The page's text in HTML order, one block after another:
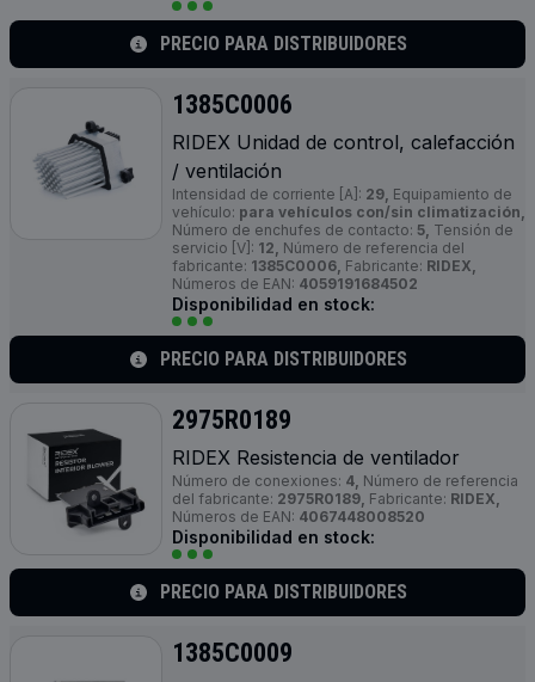
PRECIO PARA DISTRIBUIDORES
1385C0006
RIDEX Unidad de control, calefacción
/ ventilación
Intensidad de corriente [A]: 29, Equipamiento de
vehículo: para vehículos con/sin climatización,
Número de enchufes de contacto: 5, Tensión de
servicio [V]: 12, Número de referencia del
fabricante: 1385C0006, Fabricante: RIDEX,
Números de EAN: 4059191684502
Disponibilidad en stock:
PRECIO PARA DISTRIBUIDORES
2975R0189
RIDEX Resistencia de ventilador
Número de conexiones: 4, Número de referencia
del fabricante: 2975R0189, Fabricante: RIDEX,
Números de EAN: 4067448008520
Disponibilidad en stock:
PRECIO PARA DISTRIBUIDORES
1385C0009